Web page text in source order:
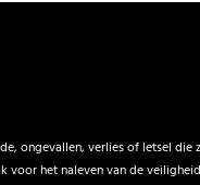
ongevallen, verlies of letsel
voor het naleven van de